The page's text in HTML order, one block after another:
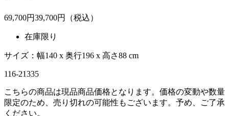
69,700円39,700円（税込）
在庫限り
サイズ：幅140 x 奥行196 x 高さ88 cm
116-21335
こちらの商品は現品商品価格となります。価格の変動や数量
限定のため、売り切れの可能性もございます。予め、ご了承
ください。